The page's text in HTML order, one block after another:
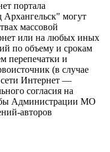
портала
Архангельск" могут
массовой
или на любых иных
по объему и срокам
перепечатки и
(в случае
Интернет —
согласия на
Администрации МО
авторов